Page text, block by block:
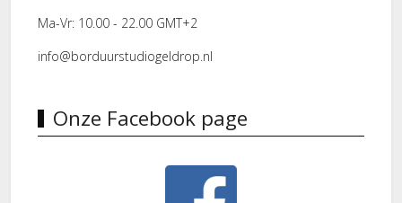
Ma-Vr: 10.00 - 22.00 GMT+2
info@borduurstudiogeldrop.nl
Onze Facebook page